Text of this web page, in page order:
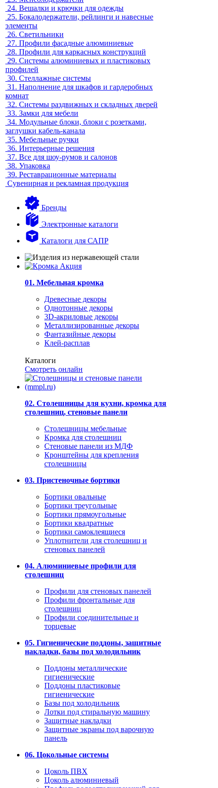
24. Вешалки и крючки для одежды
25. Бокалодержатели, рейлинги и навесные
элементы
26. Светильники
27. Профили фасадные алюминиевые
28. Профили для каркасных конструкций
29. Системы алюминиевых и пластиковых
профилей
30. Стеллажные системы
31. Наполнение для шкафов и гардеробных
комнат
32. Системы раздвижных и складных дверей
33. Замки для мебели
34. Модульные блоки, блоки с розетками,
заглушки кабель-канала
35. Мебельные ручки
36. Интерьерные решения
37. Все для шоу-румов и салонов
38. Упаковка
39. Реставрационные материалы
Сувенирная и рекламная продукция
Бренды
Электронные каталоги
Каталоги для САПР
01. Мебельная кромка
Древесные декоры
Однотонные декоры
3D-акриловые декоры
Металлизированные декоры
Фантазийные декоры
Клей-расплав
Каталоги
Смотреть онлайн
02. Столешницы для кухни, кромка для
столешниц, стеновые панели
Столешницы мебельные
Кромка для столешниц
Стеновые панели из МДФ
Кронштейны для крепления
столешницы
03. Пристеночные бортики
Бортики овальные
Бортики треугольные
Бортики прямоугольные
Бортики квадратные
Бортики самоклеящиеся
Уплотнители для столешниц и
стеновых панелей
04. Алюминиевые профили для
столешниц
Профили для стеновых панелей
Профили фронтальные для
столешниц
Профили соединительные и
торцевые
05. Гигиенические поддоны, защитные
накладки, базы под холодильник
Поддоны металлические
гигиенические
Поддоны пластиковые
гигиенические
Базы под холодильник
Лотки под стиральную машину
Защитные накладки
Защитные экраны под варочную
панель
06. Цокольные системы
Цоколь ПВХ
Цоколь алюминиевый